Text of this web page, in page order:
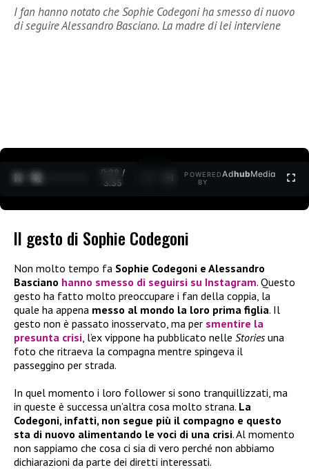
I fan hanno notato che Sophie Codegoni ha smesso di nuovo
di seguire Alessandro Basciano. La madre di lei interviene
0:30 /
3:35
POWERED
BY
AdhubMedia
ll gesto di Sophie Codegoni
Non molto tempo fa Sophie Codegoni e Alessandro
Basciano hanno smesso di seguirsi su Instagram. Questo
gesto ha fatto molto preoccupare i fan della coppia, la
quale ha appena messo al mondo la loro prima figlia. Il
gesto non è passato inosservato, ma per smentire la
presunta crisi, l’ex vippone ha pubblicato nelle Storiesuna
foto che ritraeva la compagna mentre spingeva il
passeggino per strada.
In quel momento i loro follower si sono tranquillizzati, ma
in queste è successa un’altra cosa molto strana. La
Codegoni, infatti, non segue più il compagno e questo
sta di nuovo alimentando le voci di una crisi. Al momento
non sappiamo che cosa ci sia di vero perché non abbiamo
dichiarazioni da parte dei diretti interessati.